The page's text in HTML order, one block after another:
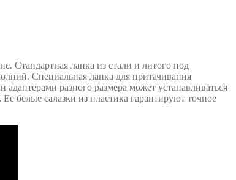
Стандартная лапка из стали и литого под
Специальная лапка для притачивания
разного размера может устанавливаться
белые салазки из пластика гарантируют точное